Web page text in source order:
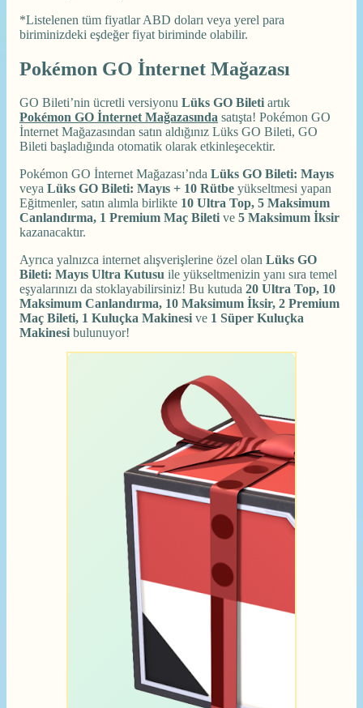
*Listelenen tüm fiyatlar ABD doları veya yerel para
biriminizdeki eşdeğer fiyat biriminde olabilir.
Pokémon GO İnternet Mağazası
GO Bileti’nin ücretli versiyonu Lüks GO Bileti artık
Pokémon GO İnternet Mağazasında satışta! Pokémon GO
İnternet Mağazasından satın aldığınız Lüks GO Bileti, GO
Bileti başladığında otomatik olarak etkinleşecektir.
Pokémon GO İnternet Mağazası’nda Lüks GO Bileti: Mayıs
veya Lüks GO Bileti: Mayıs + 10 Rütbe yükseltmesi yapan
Eğitmenler, satın alımla birlikte 10 Ultra Top, 5 Maksimum
Canlandırma, 1 Premium Maç Bileti ve 5 Maksimum İksir
kazanacaktır.
Ayrıca yalnızca internet alışverişlerine özel olan Lüks GO
Bileti: Mayıs Ultra Kutusu ile yükseltmenizin yanı sıra temel
eşyalarınızı da stoklayabilirsiniz! Bu kutuda 20 Ultra Top, 10
Maksimum Canlandırma, 10 Maksimum İksir, 2 Premium
Maç Bileti, 1 Kuluçka Makinesi ve 1 Süper Kuluçka
Makinesi bulunuyor!